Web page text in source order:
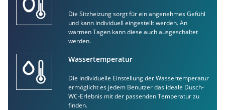
Die Sitzheizung sorgt für ein angenehmes Gefühl
und kann individuell eingestellt werden. An
warmen Tagen kann diese auch ausgeschaltet
werden.
Wassertemperatur
Die individuelle Einstellung der Wassertemperatur
ermöglicht es jedem Benutzer das ideale Dusch-
WC-Erlebnis mit der passenden Temperatur zu
finden.